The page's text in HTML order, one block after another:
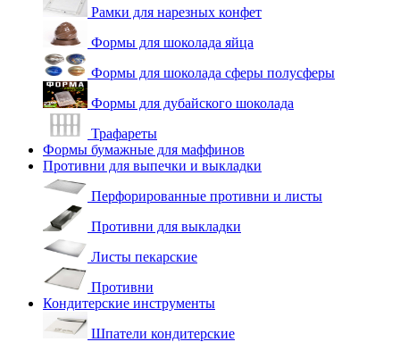
Рамки для нарезных конфет
Формы для шоколада яйца
Формы для шоколада сферы полусферы
Формы для дубайского шоколада
Трафареты
Формы бумажные для маффинов
Противни для выпечки и выкладки
Перфорированные противни и листы
Противни для выкладки
Листы пекарские
Противни
Кондитерские инструменты
Шпатели кондитерские